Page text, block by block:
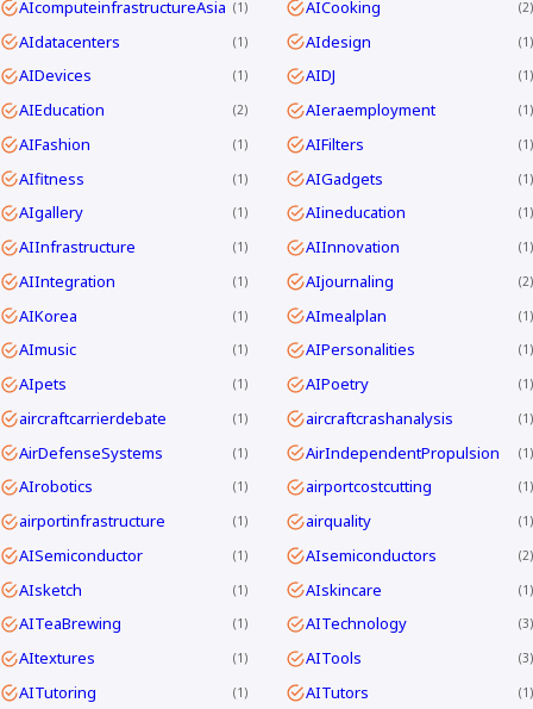
AIcomputeinfrastructureAsia 1 AICooking 2
AIdatacenters 1 AIdesign 1
AIDevices 1 AIDJ 1
AIEducation 2 AIeraemployment 1
AIFashion 1 AIFilters 1
AIfitness 1 AIGadgets 1
AIgallery 1 AIineducation 1
AIInfrastructure 1 AIInnovation 1
AIIntegration 1 AIjournaling 2
AIKorea 1 AImealplan 1
AImusic 1 AIPersonalities 1
AIpets 1 AIPoetry 1
aircraftcarrierdebate 1 aircraftcrashanalysis 1
AirDefenseSystems 1 AirIndependentPropulsion 1
AIrobotics 1 airportcostcutting 1
airportinfrastructure 1 airquality 1
AISemiconductor 1 AIsemiconductors 2
AIsketch 1 AIskincare 1
AITeaBrewing 1 AITechnology 3
AItextures 1 AITools 3
AITutoring 1 AITutors 1